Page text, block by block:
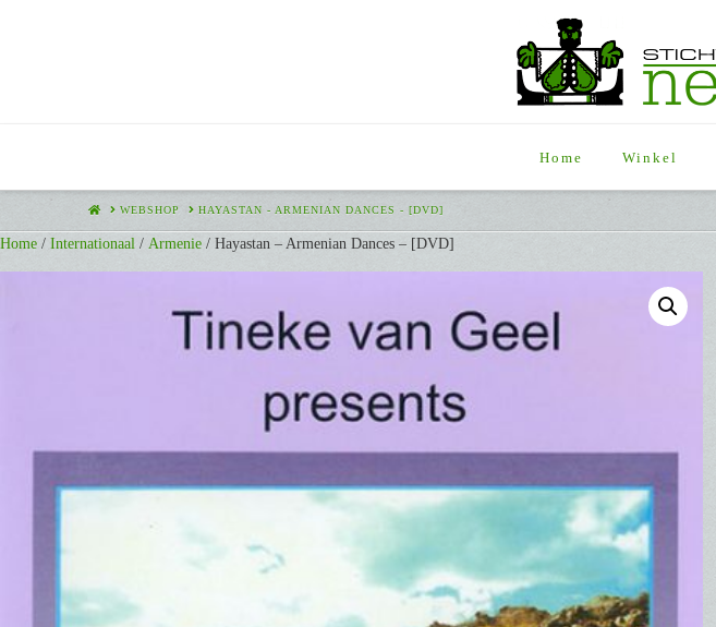
Home Winkel
HOMEWEBSHOP HAYASTAN - ARMENIAN DANCES - [DVD]
Home / Internationaal / Armenie / Hayastan – Armenian Dances – [DVD]